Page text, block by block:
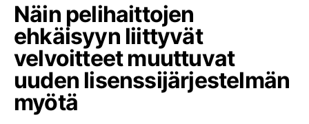
Näin pelihaittojen
ehkäisyyn liittyvät
velvoitteet muuttuvat
uuden lisenssijärjestelmän
myötä